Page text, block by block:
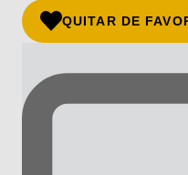
QUITAR DE